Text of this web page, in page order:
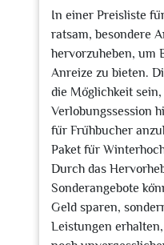
In einer Preisliste
ratsam, besondere
hervorzuheben, um
Anreize zu bieten.
die Möglichkeit
Verlobungssession
für Frühbucher
Paket für
Durch das
Sonderangebote
Geld sparen,
Leistungen